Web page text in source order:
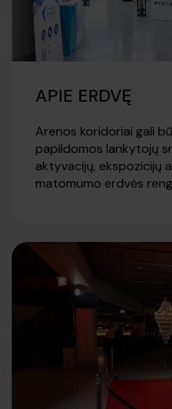
APIE ERDVĘ
Arenos koridoriai gali
papildomos lankytojų
aktyvacijų, ekspozicijų
matomumo erdvės